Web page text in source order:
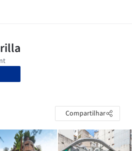
Compartilhar